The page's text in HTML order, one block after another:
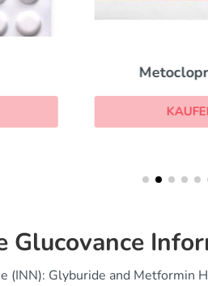
Glucovance
(INN): Glyburide and Metformin